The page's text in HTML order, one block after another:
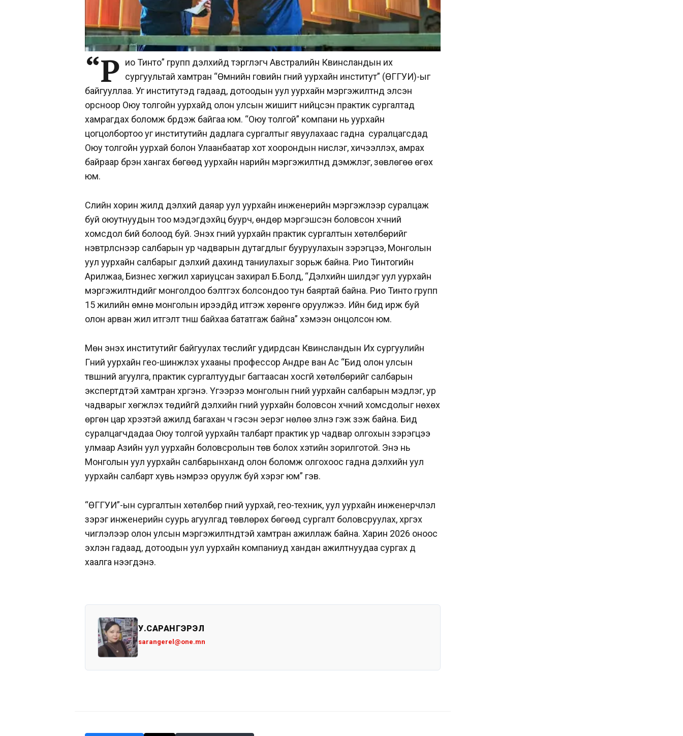
“Р ио Тинто” групп дэлхийд тэргүүлэгч Австралийн Квинсландын их
сургуультай хамтран “Өмнийн говийн гүний уурхайн институт” (ӨГГУИ)-ыг
байгууллаа. Уг институтэд гадаад, дотоодын уул уурхайн мэргэжилтнүүд элсэн
орсноор Оюу толгойн уурхайд олон улсын жишигт нийцсэн практик сургалтад
хамрагдах боломж бүрдэж байгаа юм. “Оюу толгой” компани нь уурхайн
цогцолбортоо уг институтийн дадлага сургалтыг явуулахаас гадна суралцагсдад
Оюу толгойн уурхай болон Улаанбаатар хот хоорондын нислэг, хичээллэх, амрах
байраар бүрэн хангах бөгөөд уурхайн нарийн мэргэжилтнүүд дэмжлэг, зөвлөгөө өгөх
юм.
Сүүлийн хорин жилд дэлхий даяар уул уурхайн инженерийн мэргэжлээр суралцаж
буй оюутнуудын тоо мэдэгдэхүйц буурч, өндөр мэргэшсэн боловсон хүчний
хомсдол бий болоод буй. Энэхүү гүний уурхайн практик сургалтын хөтөлбөрийг
нэвтрүүлснээр салбарын ур чадварын дутагдлыг бууруулахын зэрэгцээ, Монголын
уул уурхайн салбарыг дэлхий дахинд таниулахыг зорьж байна. Рио Тинтогийн
Арилжаа, Бизнес хөгжил хариуцсан захирал Б.Болд, “Дэлхийн шилдэг уул уурхайн
мэргэжилтнүүдийг монголдоо бэлтгэх болсондоо тун баяртай байна. Рио Тинто групп
15 жилийн өмнө монголын ирээдүйд итгэж хөрөнгө оруулжээ. Ийн бид ирж буй
олон арван жил итгэлт түнш байхаа бататгаж байна” хэмээн онцолсон юм.
Мөн энэхүү институтийг байгуулах төслийг удирдсан Квинсландын Их сургуулийн
Гүний уурхайн гео-шинжлэх ухааны профессор Андре ван Ас “Бид олон улсын
түвшний агуулга, практик сургалтуудыг багтаасан хосгүй хөтөлбөрийг салбарын
экспертүүдтэй хамтран хүргэнэ. Үүгээрээ монголын гүний уурхайн салбарын мэдлэг, ур
чадварыг хөгжүүлэх төдийгүй дэлхийн гүний уурхайн боловсон хүчний хомсдолыг нөхөх
өргөн цар хүрээтэй ажилд багахан ч гэсэн эерэг нөлөө үзүүлнэ гэж үзэж байна. Бид
суралцагчдадаа Оюу толгой уурхайн талбарт практик ур чадвар олгохын зэрэгцээ
улмаар Азийн уул уурхайн боловсролын төв болох хэтийн зорилготой. Энэ нь
Монголын уул уурхайн салбарынханд олон боломж олгохоос гадна дэлхийн уул
уурхайн салбарт хувь нэмрээ оруулж буй хэрэг юм” гэв.
“ӨГГУИ”-ын сургалтын хөтөлбөр гүний уурхай, гео-техник, уул уурхайн инженерчлэл
зэрэг инженерийн суурь агуулгад төвлөрөх бөгөөд сургалт боловсруулах, хүргэх
чиглэлээр олон улсын мэргэжилтнүүдтэй хамтран ажиллаж байна. Харин 2026 оноос
эхлэн гадаад, дотоодын уул уурхайн компаниуд хандан ажилтнуудаа сургах үүд
хаалга нээгдэнэ.
У.САРАНГЭРЭЛ
sarangerel@one.mn